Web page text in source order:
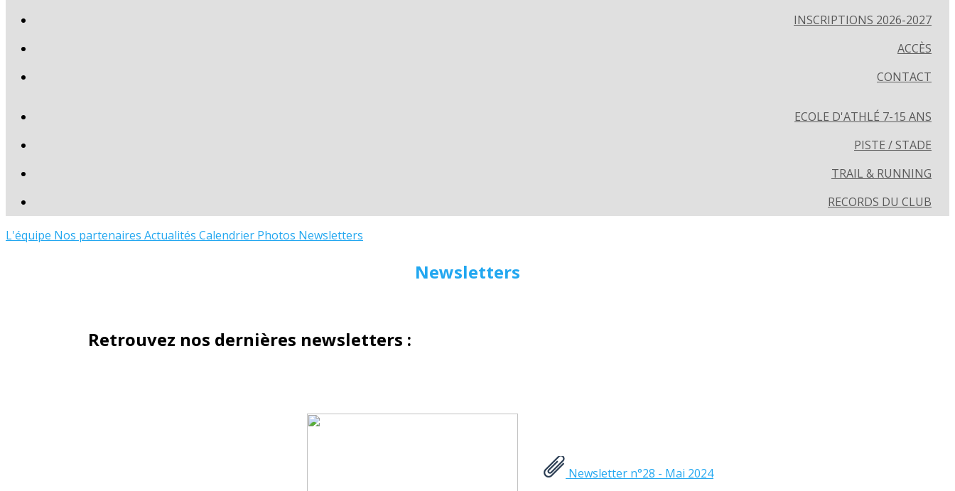
INSCRIPTIONS 2026-2027
ACCÈS
CONTACT
ECOLE D'ATHLÉ 7-15 ANS
PISTE / STADE
TRAIL & RUNNING
RECORDS DU CLUB
L'équipe Nos partenaires Actualités Calendrier Photos Newsletters
Newsletters
Retrouvez nos dernières newsletters :
Newsletter n°28 - Mai 2024